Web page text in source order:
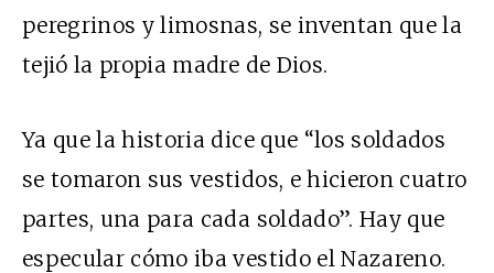
peregrinos y limosnas, se inventan que la
tejió la propia madre de Dios.
Ya que la historia dice que “los soldados
se tomaron sus vestidos, e hicieron cuatro
partes, una para cada soldado”. Hay que
especular cómo iba vestido el Nazareno.